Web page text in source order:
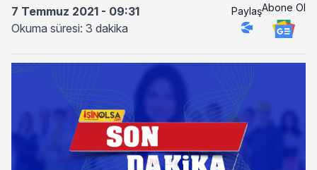
7 Temmuz 2021 - 09:31
Okuma süresi: 3 dakika
PaylaşAbone Ol